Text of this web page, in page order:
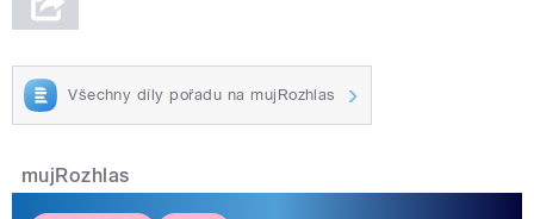
Všechny díly pořadu na mujRozhlas
mujRozhlas